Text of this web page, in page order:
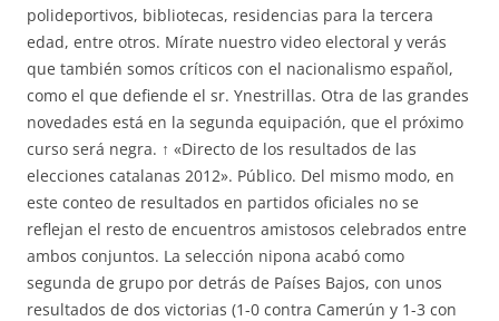
polideportivos, bibliotecas, residencias para la tercera
edad, entre otros. Mírate nuestro video electoral y verás
que también somos críticos con el nacionalismo español,
como el que defiende el sr. Ynestrillas. Otra de las grandes
novedades está en la segunda equipación, que el próximo
curso será negra. ↑ «Directo de los resultados de las
elecciones catalanas 2012». Público. Del mismo modo, en
este conteo de resultados en partidos oficiales no se
reflejan el resto de encuentros amistosos celebrados entre
ambos conjuntos. La selección nipona acabó como
segunda de grupo por detrás de Países Bajos, con unos
resultados de dos victorias (1-0 contra Camerún y 1-3 con